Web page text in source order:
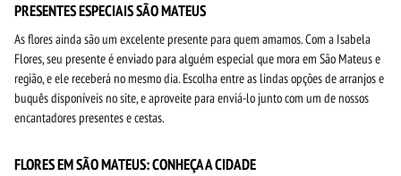
PRESENTES ESPECIAIS SÃO MATEUS
As flores ainda são um excelente presente para quem amamos. Com a Isabela
Flores, seu presente é enviado para alguém especial que mora em São Mateus e
região, e ele receberá no mesmo dia. Escolha entre as lindas opções de arranjos e
buquês disponíveis no site, e aproveite para enviá-lo junto com um de nossos
encantadores presentes e cestas.
FLORES EM SÃO MATEUS: CONHEÇA A CIDADE